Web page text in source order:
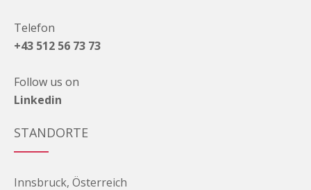
Telefon
+43 512 56 73 73
Follow us on
Linkedin
STANDORTE
Innsbruck, Österreich